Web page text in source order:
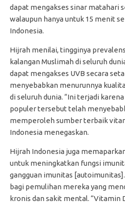
dapat mengakses sinar matahari
walaupun hanya untuk 15 menit
Indonesia.
Hijrah menilai, tingginya
kalangan Muslimah di seluruh
dapat mengakses UVB secara
menyebabkan menurunnya
di seluruh dunia. “Ini terjadi
populer tersebut telah
memperoleh sumber terbaik
Indonesia menegaskan.
Hijrah Indonesia juga
untuk meningkatkan fungsi
gangguan imunitas
bagi pemulihan mereka yang
kronis dan sakit mental. “Vitamin